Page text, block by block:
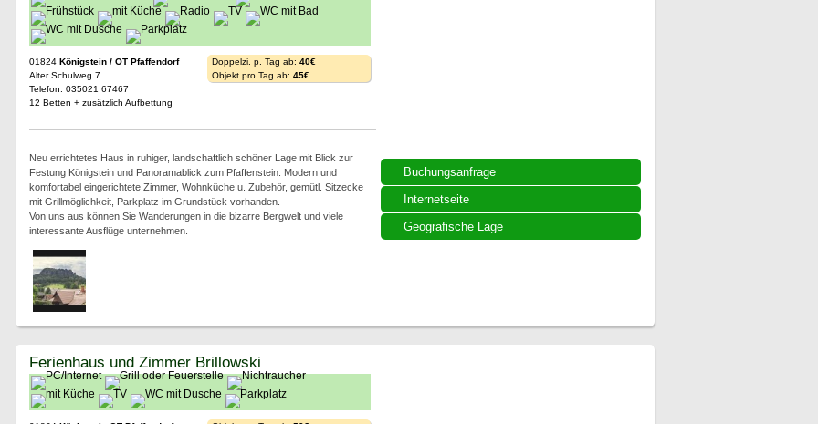
Buchungsanfrage
Internetseite
Geografische Lage
01824 Königstein / OT Pfaffendorf
Alter Schulweg 7
Telefon: 035021 67467
12 Betten + zusätzlich Aufbettung
Doppelzi. p. Tag ab: 40€
Objekt pro Tag ab: 45€
Neu errichtetes Haus in ruhiger, landschaftlich schöner Lage mit Blick zur
Festung Königstein und Panoramablick zum Pfaffenstein. Modern und
komfortabel eingerichtete Zimmer, Wohnküche u. Zubehör, gemütl. Sitzecke
mit Grillmöglichkeit, Parkplatz im Grundstück vorhanden.
Von uns aus können Sie Wanderungen in die bizarre Bergwelt und viele
interessante Ausflüge unternehmen.
Ferienhaus und Zimmer Brillowski